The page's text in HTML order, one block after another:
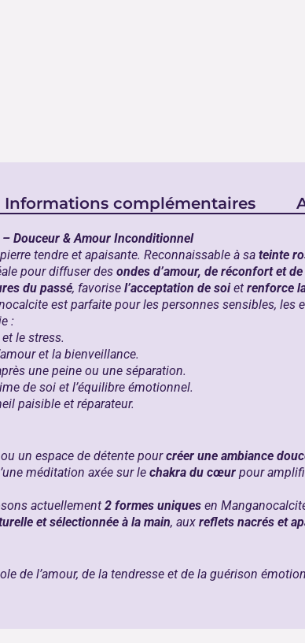
Informations complémentaires
Douceur & Amour Inconditionnel
tendre et apaisante. Reconnaissable à sa teinte
pour diffuser des ondes d’amour, de réconfort et
du passé, favorise l’acceptation de soiet renforce
est parfaite pour les personnes sensibles, les
:
le stress.
et la bienveillance.
une peine ou une séparation.
de soi et l’équilibre émotionnel.
paisible et réparateur.
un espace de détente pourcréer une ambiance
méditation axée sur le chakra du cœurpour
actuellement 2 formes uniquesen
et sélectionnée à la main, aux reflets nacrés et
de l’amour, de la tendresse et de la guérison